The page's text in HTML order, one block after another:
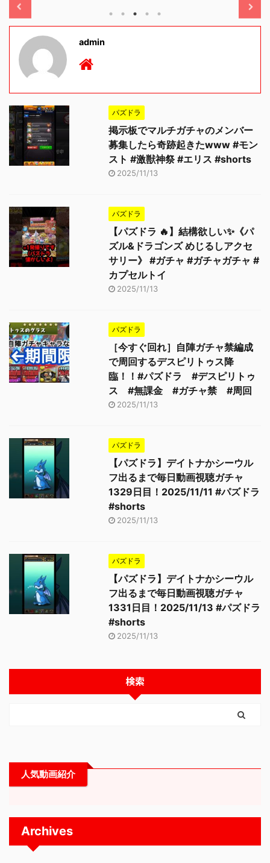
admin
パズドラ
掲示板でマルチガチャのメンバー
募集したら奇跡起きたwww #モン
スト #激獣神祭 #エリス #shorts
2025/11/13
パズドラ
【パズドラ 🔥】結構欲しい✨《パ
ズル&ドラゴンズ めじるしアクセ
サリー》 #ガチャ #ガチャガチャ #
カプセルトイ
2025/11/13
パズドラ
［今すぐ回れ］自陣ガチャ禁編成
で周回するデスピリトゥス降
臨！！#パズドラ #デスピリトゥ
ス #無課金 #ガチャ禁 #周回
2025/11/13
パズドラ
【パズドラ】デイトナかシーウル
フ出るまで毎日動画視聴ガチャ
1329日目！2025/11/11 #パズドラ
#shorts
2025/11/13
パズドラ
【パズドラ】デイトナかシーウル
フ出るまで毎日動画視聴ガチャ
1331日目！2025/11/13 #パズドラ
#shorts
2025/11/13
検索
人気動画紹介
Archives